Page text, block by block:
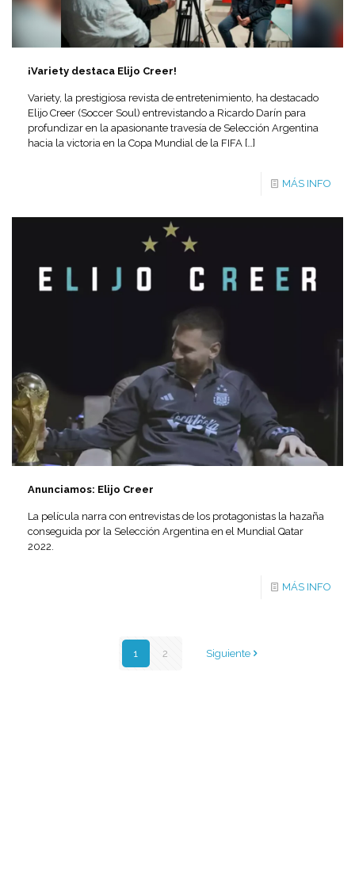
¡Variety destaca Elijo Creer!
Variety, la prestigiosa revista de entretenimiento, ha destacado
Elijo Creer (Soccer Soul) entrevistando a Ricardo Darín para
profundizar en la apasionante travesía de Selección Argentina
hacia la victoria en la Copa Mundial de la FIFA […]
MÁS INFO
Anunciamos: Elijo Creer
La película narra con entrevistas de los protagonistas la hazaña
conseguida por la Selección Argentina en el Mundial Qatar
2022.
MÁS INFO
1 2 Siguiente